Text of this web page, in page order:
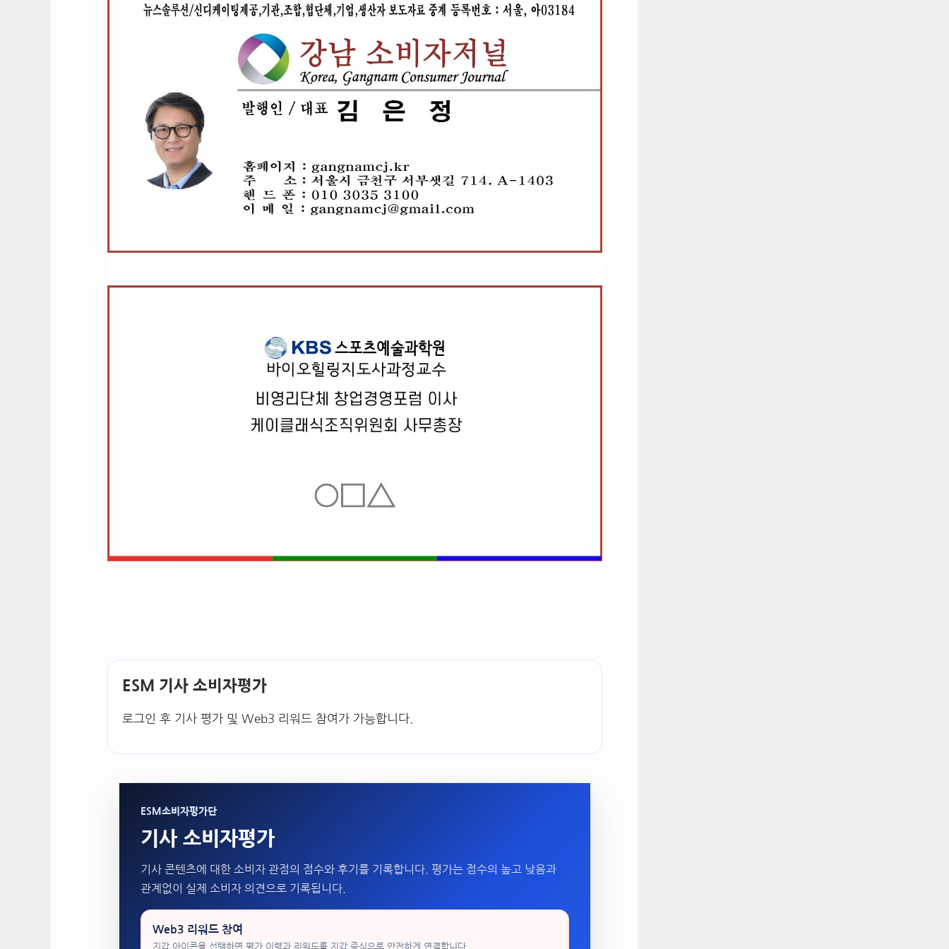
ESM 기사 소비자평가
로그인 후 기사 평가 및 Web3 리워드 참여가 가능합니다.
ESM소비자평가단
기사 소비자평가
기사 콘텐츠에 대한 소비자 관점의 점수와 후기를 기록합니다. 평가는 점수의 높고 낮음과
관계없이 실제 소비자 의견으로 기록됩니다.
Web3 리워드 참여
지갑 아이콘을 선택하면 평가 이력과 리워드를 지갑 중심으로 안전하게 연결합니다.